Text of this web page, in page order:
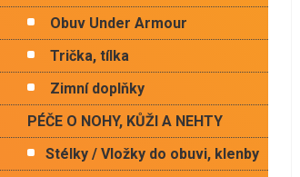
Obuv Under Armour
Trička, tílka
Zimní doplňky
PÉČE O NOHY, KŮŽI A NEHTY
Stélky / Vložky do obuvi, klenby